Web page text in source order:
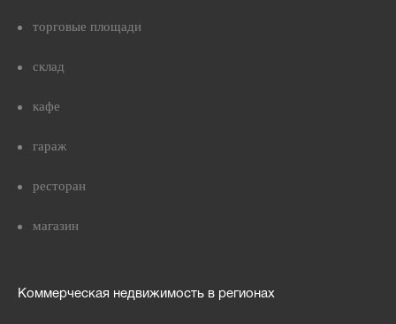
торговые площади
склад
кафе
гараж
ресторан
магазин
Коммерческая недвижимость в регионах